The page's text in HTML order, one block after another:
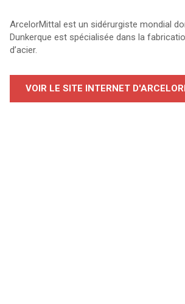
ArcelorMittal est un sidérurgiste mondial
Dunkerque est spécialisée dans la
d’acier.
VOIR LE SITE INTERNET